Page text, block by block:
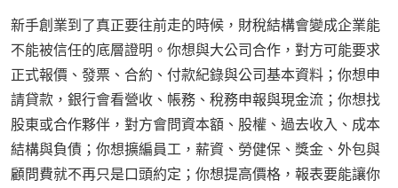
新手創業到了真正要往前走的時候，財稅結構會變成企業能
不能被信任的底層證明。你想與大公司合作，對方可能要求
正式報價、發票、合約、付款紀錄與公司基本資料；你想申
請貸款，銀行會看營收、帳務、稅務申報與現金流；你想找
股東或合作夥伴，對方會問資本額、股權、過去收入、成本
結構與負債；你想擴編員工，薪資、勞健保、獎金、外包與
顧問費就不再只是口頭約定；你想提高價格，報表要能讓你